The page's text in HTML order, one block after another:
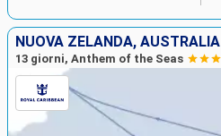
NUOVA ZELANDA, AUSTRALIA
13 giorni, Anthem of the Seas